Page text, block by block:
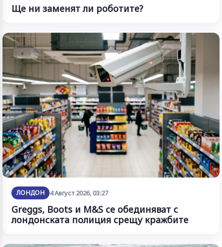
Ще ни заменят ли роботите?
ЛОНДОН 4 Август 2026, 03:27
Greggs, Boots и M&S се обединяват с
лондонската полиция срещу кражбите